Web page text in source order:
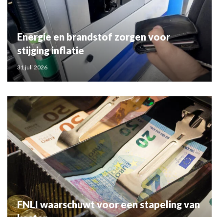
Energie en brandstof zorgen voor
stijging inflatie
31 juli 2026
FNLI waarschuwt voor een stapeling van